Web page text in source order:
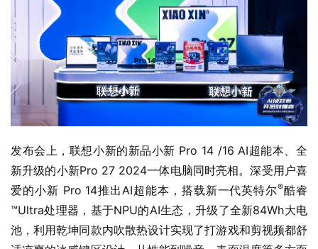
发布会上，联想小新的新品小新 Pro 14 /16 AI超能本、全
新升级的小新Pro 27 2024一体电脑同时亮相。深受用户喜
爱的小新 Pro 14推出AI超能本，搭载新一代英特尔®酷睿
™Ultra处理器，基于NPU的AI生态，升级了全新84Wh大电
池，利用乾坤同款内吹散热设计实现了打游戏和剪视频都舒